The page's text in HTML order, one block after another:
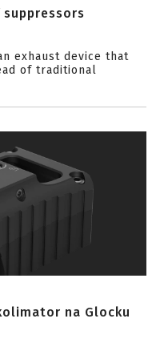
exhaust device that
of traditional
na Glocku